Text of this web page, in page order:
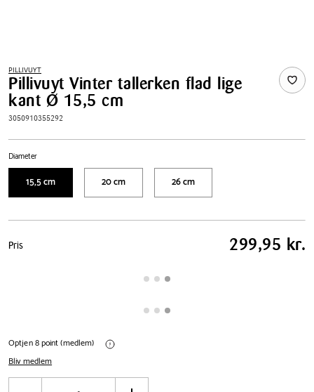
PILLIVUYT
Pillivuyt Vinter tallerken flad lige
kant Ø 15,5 cm
3050910355292
Diameter
15,5 cm 20 cm 26 cm
Pris
tabel
Pris 299,95 kr.
Optjen 8 point (medlem)
Bliv medlem
Antal